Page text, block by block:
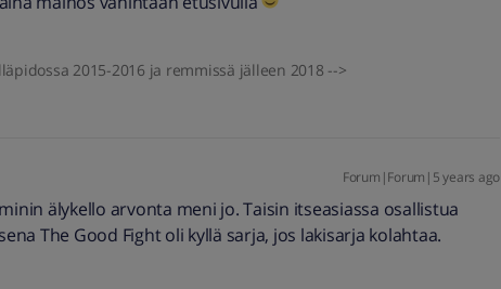
2015-2016 ja remmissä jälleen 2018 -->
Forum|Forum|5 years ago
älykello arvonta meni jo. Taisin itseasiassa osallistua
The Good Fight oli kyllä sarja, jos lakisarja kolahtaa.